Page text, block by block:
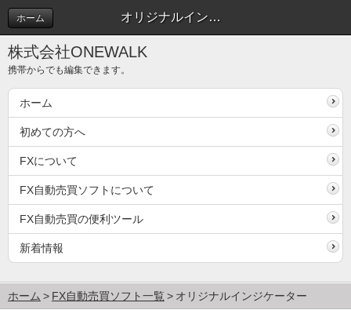
オリジナルインジケーター
ホーム
株式会社ONEWALK
携帯からでも編集できます。
ホーム
初めての方へ
FXについて
FX自動売買ソフトについて
FX自動売買の便利ツール
新着情報
ホーム FX自動売買ソフト一覧 オリジナルインジケーター